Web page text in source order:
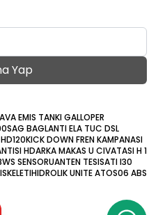
Yap
EMIS TANKI GALLOPER
SAG BAGLANTI ELA TUC DSL
KICK DOWN FREN KAMPANASI
HDARKA MAKAS U CIVATASI H 1
SENSORUANTEN TESISATI I30
HIDROLIK UNITE ATOS06 ABS